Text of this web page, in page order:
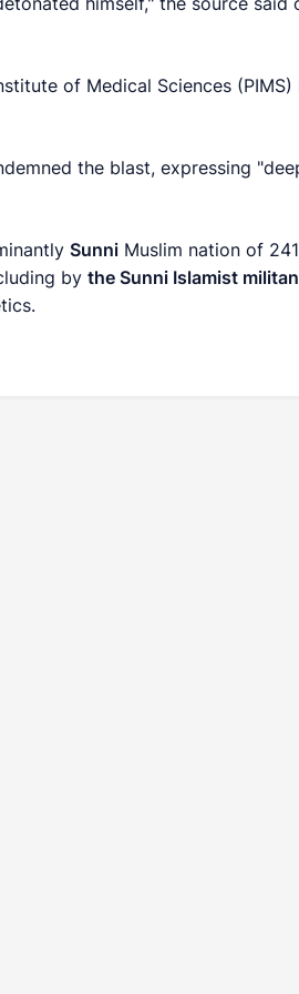
of Medical Sciences
the blast, expressing
Sunni Muslim nation of
bythe Sunni Islamist